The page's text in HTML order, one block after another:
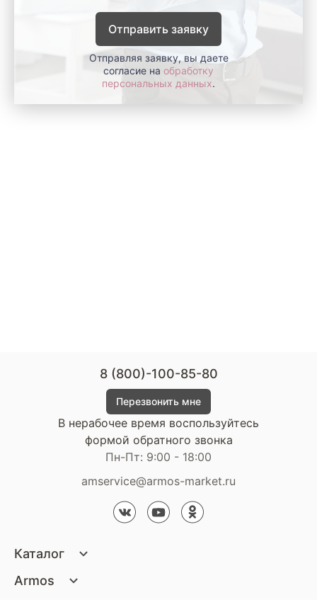
Отправить заявку
Отправляя заявку, вы даете
согласие на обработку
персональных данных.
Каталог
Кровати
Armos
8 (800)-100-85-80
Перезвонить мне
В нерабочее время воспользуйтесь
формой обратного звонка
Пн-Пт: 9:00 - 18:00
amservice@armos-market.ru